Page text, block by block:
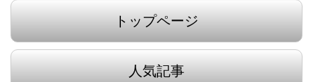
トップページ
人気記事